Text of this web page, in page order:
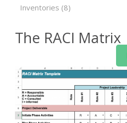
Inventories (8)
The RACI Matrix